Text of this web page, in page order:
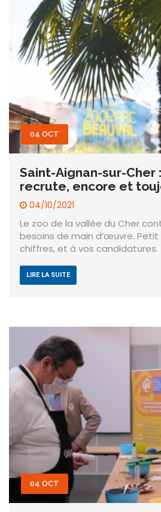
04 OCT
Saint-Aignan-sur-Cher
recrute, encore et
04/10/2021
Le zoo de la vallée du Cher
besoins de main d’œuvre. Petit
chiffres, et à vos candidatures.
LIRE LA SUITE
04 OCT